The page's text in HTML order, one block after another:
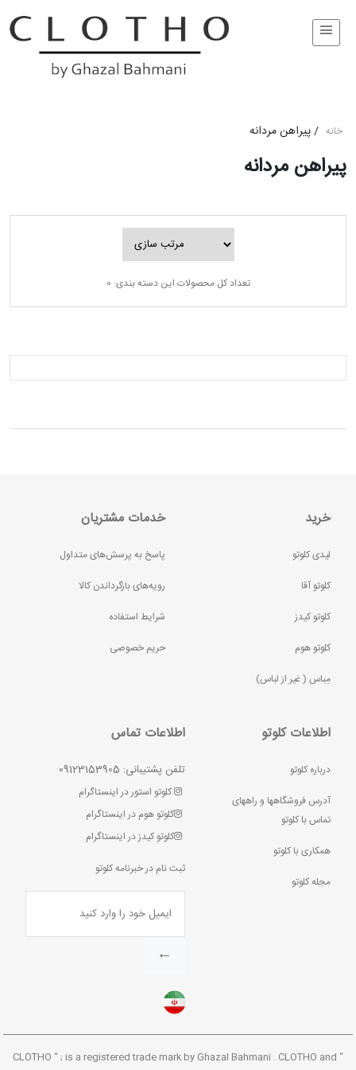
خانه /پیراهن مردانه
پیراهن مردانه
تعداد کل محصولات این دسته بندی: 0
خرید
لیدی کلوتو
کلوتو آقا
کلوتو کیدز
کلوتو هوم
مِباس ( غير از لباس)
خدمات مشتریان
پاسخ به پرسش‌های متداول
رویه‌های بازگرداندن کالا
شرایط استفاده
حریم خصوصی
اطلاعات کلوتو
درباره کلوتو
آدرس فروشگاهها و راههای
تماس با کلوتو
همکاری با کلوتو
مجله کلوتو
اطلاعات تماس
تلفن پشتیبانی: 09123153905
کلوتو استور در اینستاگرام
کلوتو هوم در اینستاگرام
کلوتو کیدز در اینستاگرام
ثبت نام در خبرنامه کلوتو
←
“ CLOTHO “ ; is a registered trade mark by Ghazal Bahmani . CLOTHO and